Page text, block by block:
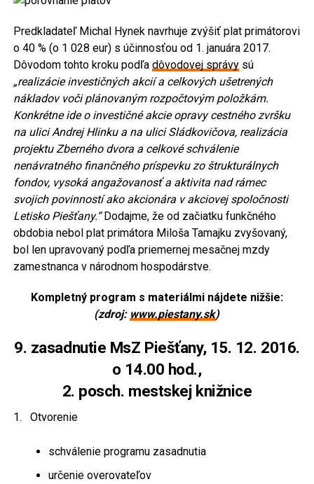
Predkladateľ Michal Hynek navrhuje zvýšiť plat primátorovi
o 40 % (o 1 028 eur) s účinnosťou od 1. januára 2017.
Dôvodom tohto kroku podľa dôvodovej správysú
„realizácie investičných akcií a celkových ušetrených
nákladov voči plánovaným rozpočtovým položkám.
Konkrétne ide o investičné akcie opravy cestného zvršku
na ulici Andrej Hlinku a na ulici Sládkovičova, realizácia
projektu Zberného dvora a celkové schválenie
nenávratného finančného príspevku zo štrukturálnych
fondov, vysoká angažovanosť a aktivita nad rámec
svojich povinností ako akcionára v akciovej spoločnosti
Letisko Piešťany.“Dodajme, že od začiatku funkčného
obdobia nebol plat primátora Miloša Tamajku zvyšovaný,
bol len upravovaný podľa priemernej mesačnej mzdy
zamestnanca v národnom hospodárstve.
Kompletný program s materiálmi nájdete nižšie:
(zdroj: www.piestany.sk)
9. zasadnutie MsZ Piešťany, 15. 12. 2016.
o 14.00 hod.,
2. posch. mestskej knižnice
1. Otvorenie
schválenie programu zasadnutia
určenie overovateľov